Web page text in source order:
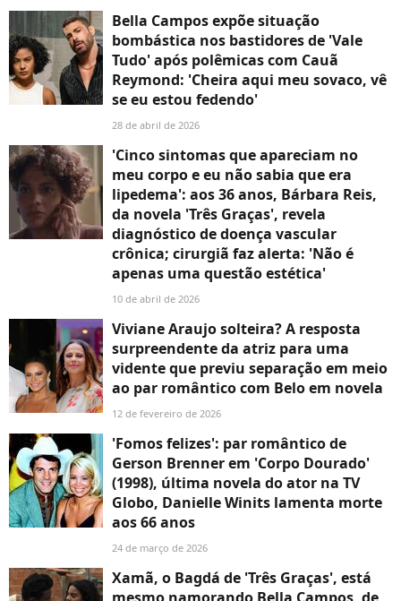
Bella Campos expõe situação
bombástica nos bastidores de 'Vale
Tudo' após polêmicas com Cauã
Reymond: 'Cheira aqui meu sovaco, vê
se eu estou fedendo'
28 de abril de 2026
'Cinco sintomas que apareciam no
meu corpo e eu não sabia que era
lipedema': aos 36 anos, Bárbara Reis,
da novela 'Três Graças', revela
diagnóstico de doença vascular
crônica; cirurgiã faz alerta: 'Não é
apenas uma questão estética'
10 de abril de 2026
Viviane Araujo solteira? A resposta
surpreendente da atriz para uma
vidente que previu separação em meio
ao par romântico com Belo em novela
12 de fevereiro de 2026
'Fomos felizes': par romântico de
Gerson Brenner em 'Corpo Dourado'
(1998), última novela do ator na TV
Globo, Danielle Winits lamenta morte
aos 66 anos
24 de março de 2026
Xamã, o Bagdá de 'Três Graças', está